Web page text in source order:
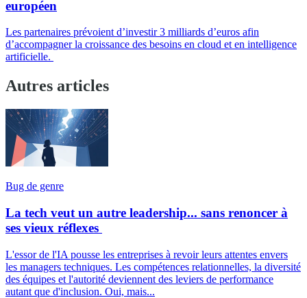
européen
Les partenaires prévoient d’investir 3 milliards d’euros afin
d’accompagner la croissance des besoins en cloud et en intelligence
artificielle.
Autres articles
Bug de genre
La tech veut un autre leadership... sans renoncer à
ses vieux réflexes
L'essor de l'IA pousse les entreprises à revoir leurs attentes envers
les managers techniques. Les compétences relationnelles, la diversité
des équipes et l'autorité deviennent des leviers de performance
autant que d'inclusion. Oui, mais...